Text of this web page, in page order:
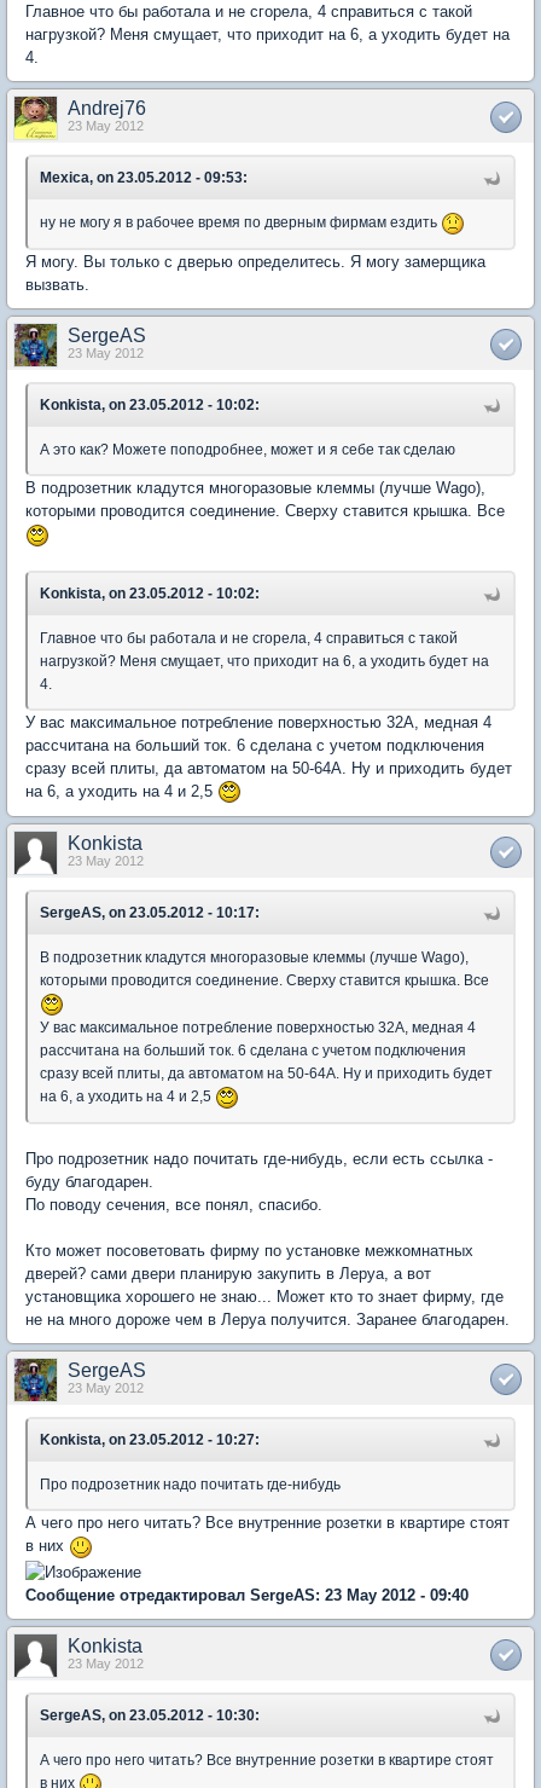
Главное что бы работала и не сгорела, 4 справиться с такой
нагрузкой? Меня смущает, что приходит на 6, а уходить будет на
4.
Andrej76
23 May 2012
Mexica, on 23.05.2012 - 09:53:
ну не могу я в рабочее время по дверным фирмам ездить
Я могу. Вы только с дверью определитесь. Я могу замерщика
вызвать.
SergeAS
23 May 2012
Konkista, on 23.05.2012 - 10:02:
А это как? Можете поподробнее, может и я себе так сделаю
В подрозетник кладутся многоразовые клеммы (лучше Wago),
которыми проводится соединение. Сверху ставится крышка. Все
Konkista, on 23.05.2012 - 10:02:
Главное что бы работала и не сгорела, 4 справиться с такой
нагрузкой? Меня смущает, что приходит на 6, а уходить будет на
4.
У вас максимальное потребление поверхностью 32А, медная 4
рассчитана на больший ток. 6 сделана с учетом подключения
сразу всей плиты, да автоматом на 50-64А. Ну и приходить будет
на 6, а уходить на 4 и 2,5
Konkista
23 May 2012
SergeAS, on 23.05.2012 - 10:17:
В подрозетник кладутся многоразовые клеммы (лучше Wago),
которыми проводится соединение. Сверху ставится крышка. Все
У вас максимальное потребление поверхностью 32А, медная 4
рассчитана на больший ток. 6 сделана с учетом подключения
сразу всей плиты, да автоматом на 50-64А. Ну и приходить будет
на 6, а уходить на 4 и 2,5
Про подрозетник надо почитать где-нибудь, если есть ссылка -
буду благодарен.
По поводу сечения, все понял, спасибо.
Кто может посоветовать фирму по установке межкомнатных
дверей? сами двери планирую закупить в Леруа, а вот
установщика хорошего не знаю... Может кто то знает фирму, где
не на много дороже чем в Леруа получится. Заранее благодарен.
SergeAS
23 May 2012
Konkista, on 23.05.2012 - 10:27:
Про подрозетник надо почитать где-нибудь
А чего про него читать? Все внутренние розетки в квартире стоят
в них
Сообщение отредактировал SergeAS: 23 May 2012 - 09:40
Konkista
23 May 2012
SergeAS, on 23.05.2012 - 10:30:
А чего про него читать? Все внутренние розетки в квартире стоят
в них